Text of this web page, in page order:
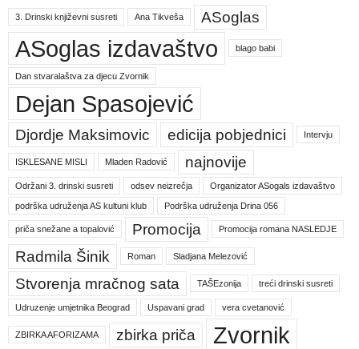
3. Drinski književni susreti Ana Tikveša ASoglas
ASoglas izdavaštvo blago babi
Dan stvaralaštva za djecu Zvornik
Dejan Spasojević
Djordje Maksimovic edicija pobjednici Intervju
ISKLESANE MISLI Mladen Radović najnovije
Održani 3. drinski susreti odsev neizrečja Organizator ASogals izdavaštvo
podrška udruženja AS kultuni klub Podrška udruženja Drina 056
priča snežane a topalović Promocija Promocija romana NASLEDJE
Radmila Šinik Roman Sladjana Melezović
Stvorenja mračnog sata TAŠEzonija treći drinski susreti
Udruzenje umjetnika Beograd Uspavani grad vera cvetanović
ZBIRKA AFORIZAMA zbirka priča Zvornik